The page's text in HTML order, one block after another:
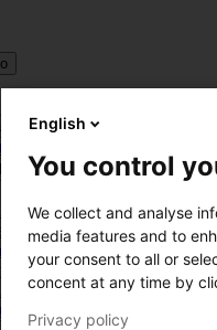
valikkotaso
liikenne
English
You control
We collect and analyse
media features and to
your consent to all or
concent at any time by
Privacy policy